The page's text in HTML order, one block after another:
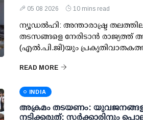
05 08 2026 10 mins read
ന്യൂഡല്‍ഹി: അന്താരാഷ്ട്ര
തടസങ്ങളെ നേരിടാന്‍ രാജ്യത്ത്
(എല്‍.പി.ജി)യും
READ MORE
INDIA
അക്രമം തടയണം:
നടിക്കരുത്; സര്‍ക്കാരിനും